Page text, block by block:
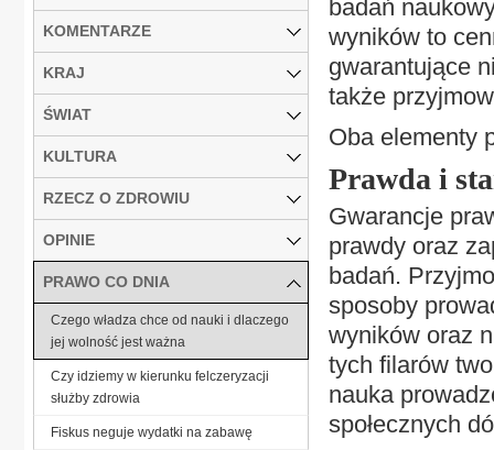
badań
wyników to
gwarantujące
także
Oba elementy
Prawda i
Gwarancje
prawdy oraz
badań.
sposoby
wyników oraz
tych filarów
nauka
społecznych
KOMENTARZE
KRAJ
ŚWIAT
KULTURA
RZECZ O ZDROWIU
OPINIE
PRAWO CO DNIA
Czego władza chce od nauki i dlaczego
jej wolność jest ważna
Czy idziemy w kierunku felczeryzacji
służby zdrowia
Fiskus neguje wydatki na zabawę